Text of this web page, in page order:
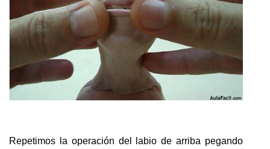
Repetimos la operación del labio de arriba pegando